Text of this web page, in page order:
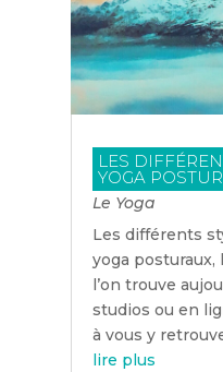
LES
YOGA
Le Yoga
Les différents
yoga posturaux,
l’on trouve
studios ou en
à vous y
lire plus